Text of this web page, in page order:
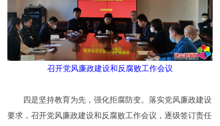
召开党风廉政建设和反腐败工作会议
四是坚持教育为先，强化拒腐防变。落实党风廉政建设
要求，召开党风廉政建设和反腐败工作会议，逐级签订责任